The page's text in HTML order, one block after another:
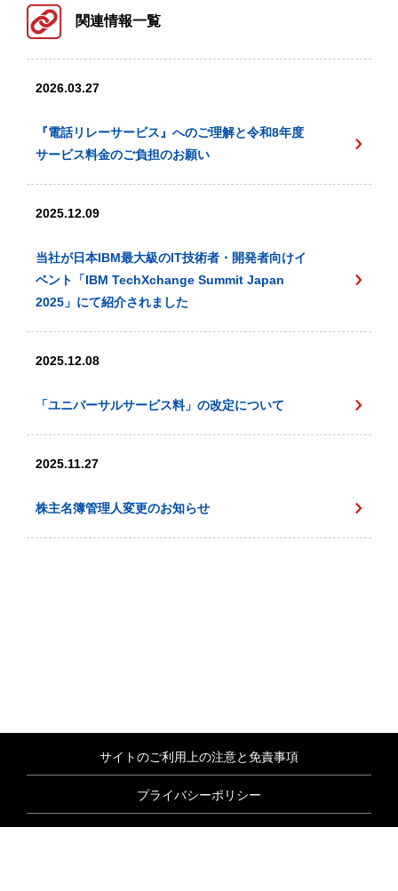
関連情報一覧
2026.03.27
『電話リレーサービス』へのご理解と令和8年度
サービス料金のご負担のお願い
2025.12.09
当社が日本IBM最大級のIT技術者・開発者向けイ
ベント「IBM TechXchange Summit Japan
2025」にて紹介されました
2025.12.08
「ユニバーサルサービス料」の改定について
2025.11.27
株主名簿管理人変更のお知らせ
サイトのご利用上の注意と免責事項
プライバシーポリシー